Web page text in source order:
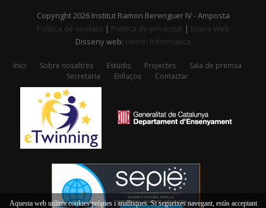
Aquesta web utilitza cookies pròpies i analítiques. Si segueixes navegant, estàs acceptant
Copyright 2026 Institut Ramon Berenguer IV - Amposta
Política de cookies | Política de privacitat| Mapa Web
Disseny web: Hitech Informática
Inici Sobre nosaltres Estudis Projectes
Sala de premsa
Secretaria
Enllaços Contactar